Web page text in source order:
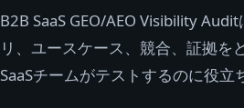
B2B SaaS GEO/AEO Visibility
リ、ユースケース、競合、証拠を
SaaSチームがテストするのに役立